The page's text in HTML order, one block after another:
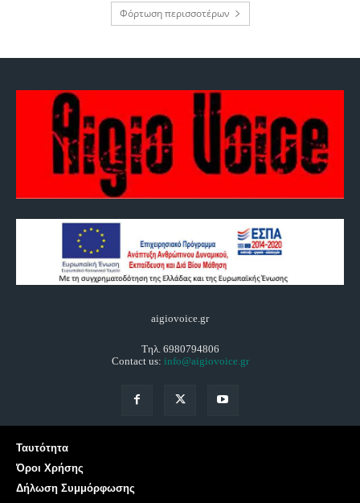
Φόρτωση περισσοτέρων
aigiovoice.gr
Τηλ. 6980794806
Contact us: info@aigiovoice.gr
Ταυτότητα
Όροι Χρήσης
Δήλωση Συμμόρφωσης